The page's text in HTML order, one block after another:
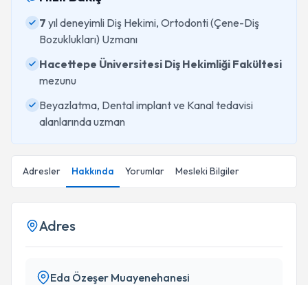
7 yıl deneyimli Diş Hekimi, Ortodonti (Çene-Diş
Bozuklukları) Uzmanı
Hacettepe Üniversitesi Diş Hekimliği Fakültesi
mezunu
Beyazlatma, Dental implant ve Kanal tedavisi
alanlarında uzman
Adresler Hakkında Yorumlar Mesleki Bilgiler
Adres
Eda Özeşer Muayenehanesi